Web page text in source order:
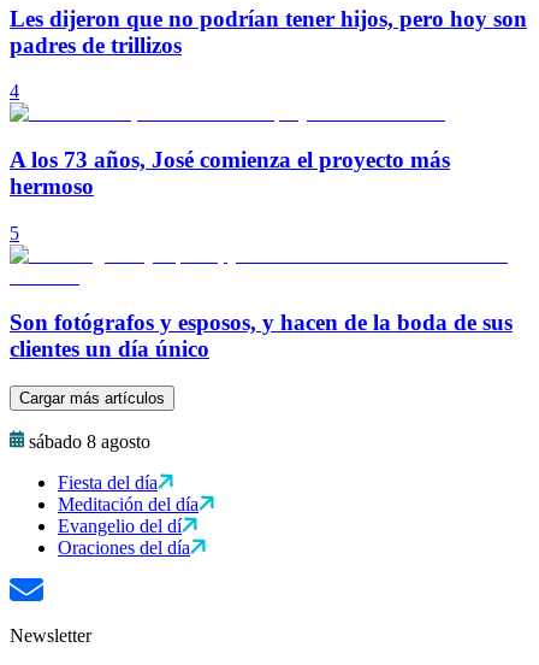
Les dijeron que no podrían tener hijos, pero hoy son
padres de trillizos
4
A los 73 años, José comienza el proyecto más
hermoso
5
Son fotógrafos y esposos, y hacen de la boda de sus
clientes un día único
Cargar más artículos
sábado 8 agosto
Fiesta del día
Meditación del día
Evangelio del dí
Oraciones del día
Newsletter